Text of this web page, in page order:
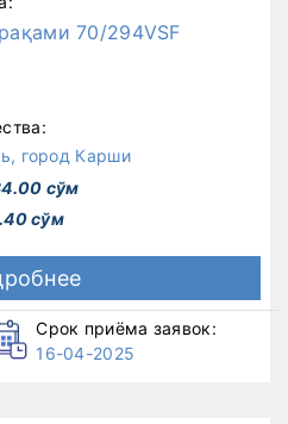
70/294VSF
город Карши
сўм
сўм
Срок приёма заявок:
16-04-2025